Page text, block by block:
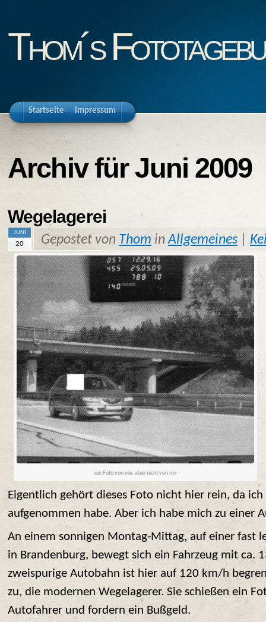
Thom´s
Startseite Impressum
Archiv für Juni 2009
Wegelagerei
JUNI
20 Gepostet von Thom inAllgemeines
ein Foto von mir, aber nicht von mir
Eigentlich gehört dieses Foto nicht hier rein, da
aufgenommen habe. Aber ich habe mich zu einer
An einem sonnigen Montag-Mittag, auf einer fast
in Brandenburg, bewegt sich ein Fahrzeug mit ca.
zweispurige Autobahn ist hier auf 120 km/h
zu, die modernen Wegelagerer. Sie schießen ein
Autofahrer und fordern ein Bußgeld.